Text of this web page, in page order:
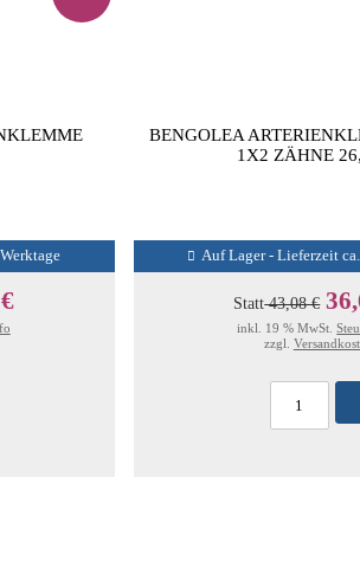
BENGOLEA
1X2 ZÄHNE
Auf Lager - Lieferzeit
Statt43,08 €
inkl. 19 % MwSt.
zzgl.